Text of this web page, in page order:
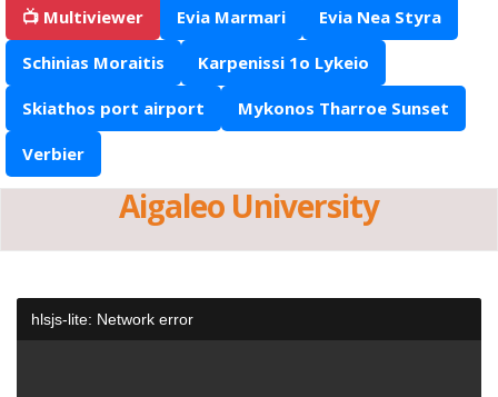
📺 Multiviewer Evia Marmari Evia Nea Styra
Schinias Moraitis Karpenissi 1o Lykeio
Skiathos port airport Mykonos Tharroe Sunset
Verbier
Aigaleo University
hlsjs-lite: Network error